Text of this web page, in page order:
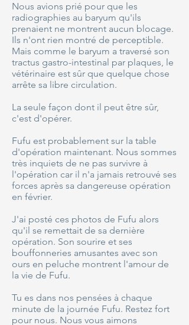
Nous avions prié pour que les
radiographies au baryum qu'ils
prenaient ne montrent aucun blocage.
Ils n'ont rien montré de perceptible.
Mais comme le baryum a traversé son
tractus gastro-intestinal par plaques, le
vétérinaire est sûr que quelque chose
arrête sa libre circulation.
La seule façon dont il peut être sûr,
c'est d'opérer.
Fufu est probablement sur la table
d'opération maintenant. Nous sommes
très inquiets de ne pas survivre à
l'opération car il n'a jamais retrouvé ses
forces après sa dangereuse opération
en février.
J'ai posté ces photos de Fufu alors
qu'il se remettait de sa dernière
opération. Son sourire et ses
bouffonneries amusantes avec son
ours en peluche montrent l'amour de
la vie de Fufu.
Tu es dans nos pensées à chaque
minute de la journée Fufu. Restez fort
pour nous. Nous vous aimons